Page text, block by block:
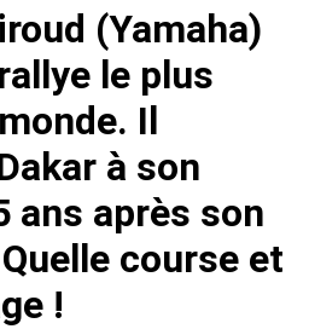
(Yamaha)
le plus
Il
à son
ans après son
course et
!